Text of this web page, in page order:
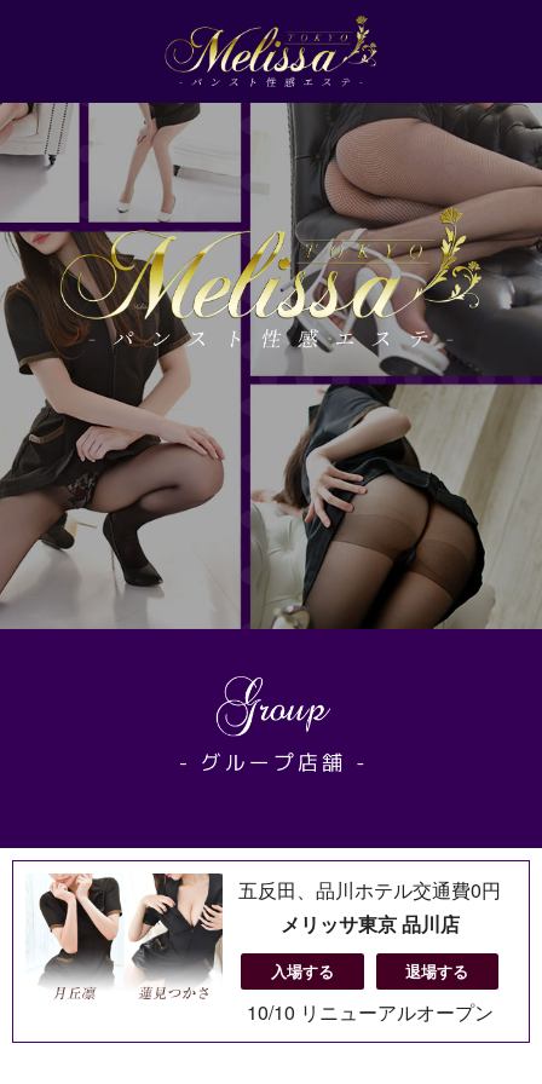
五反田、品川ホテル交通費0円
メリッサ東京 品川店
入場する 退場する
10/10 リニューアルオープン